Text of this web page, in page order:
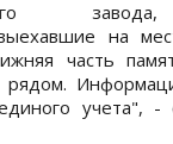
на
часть
рядом.
учета",